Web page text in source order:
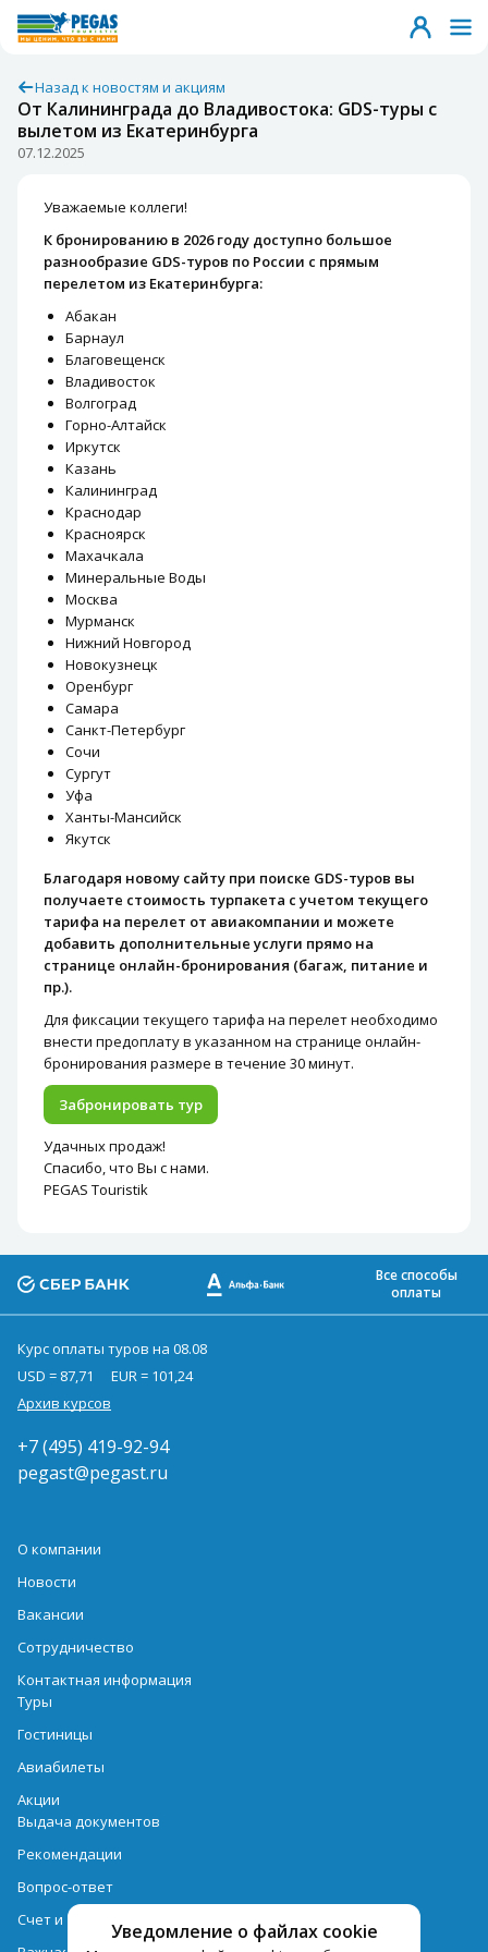
Назад к новостям и акциям
От Калининграда до Владивостока: GDS-туры с
вылетом из Екатеринбурга
07.12.2025
Уважаемые коллеги!
К бронированию в 2026 году доступно большое
разнообразие GDS-туров по России с прямым
перелетом из Екатеринбурга:
Абакан
Барнаул
Благовещенск
Владивосток
Волгоград
Горно-Алтайск
Иркутск
Казань
Калининград
Краснодар
Красноярск
Махачкала
Минеральные Воды
Москва
Мурманск
Нижний Новгород
Новокузнецк
Оренбург
Самара
Санкт-Петербург
Сочи
Сургут
Уфа
Ханты-Мансийск
Якутск
Благодаря новому сайту при поиске GDS-туров вы
получаете стоимость турпакета с учетом текущего
тарифа на перелет от авиакомпании и можете
добавить дополнительные услуги прямо на
странице онлайн-бронирования (багаж, питание и
пр.).
Для фиксации текущего тарифа на перелет необходимо
внести предоплату в указанном на странице онлайн-
бронирования размере в течение 30 минут.
Забронировать тур
Удачных продаж!
Спасибо, что Вы с нами.
PEGAS Touristik
Уведомление о файлах cookie
Все способы
оплаты
Курс оплаты туров на 08.08
USD = 87,71
EUR = 101,24
Архив курсов
+7 (495) 419-92-94
pegast@pegast.ru
О компании
Новости
Вакансии
Сотрудничество
Контактная информация
Туры
Гостиницы
Авиабилеты
Акции
Выдача документов
Рекомендации
Вопрос-ответ
Счет и оплата